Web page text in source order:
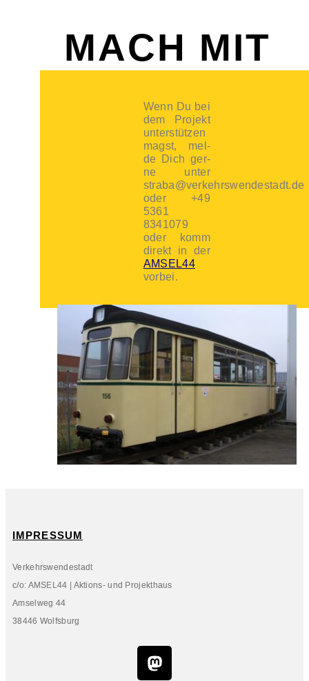
MACH MIT
Wenn Du bei
dem Pro­jekt
unter­stüt­zen
magst, mel­
de Dich ger­
ne unter
straba@verkehrswendestadt.de
oder +49
5361
8341079
oder komm
direkt in der
AMSEL44
vor­bei.
IMPRESSUM
Verkehrswendestadt
c/o: AMSEL44 | Aktions- und Projekthaus
Amselweg 44
38446 Wolfsburg